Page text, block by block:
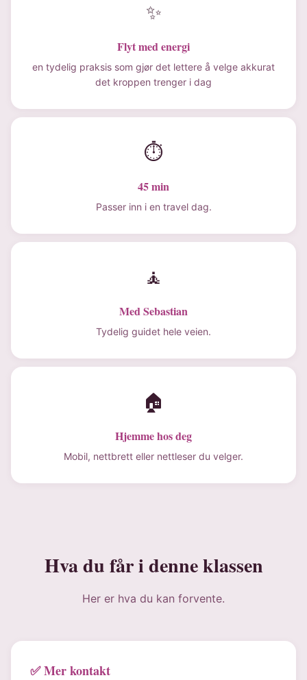
✨
Flyt med energi
en tydelig praksis som gjør det lettere å velge akkurat
det kroppen trenger i dag
⏱
45 min
Passer inn i en travel dag.
🧘
Med Sebastian
Tydelig guidet hele veien.
🏠
Hjemme hos deg
Mobil, nettbrett eller nettleser du velger.
Hva du får i denne klassen
Her er hva du kan forvente.
✅ Mer kontakt